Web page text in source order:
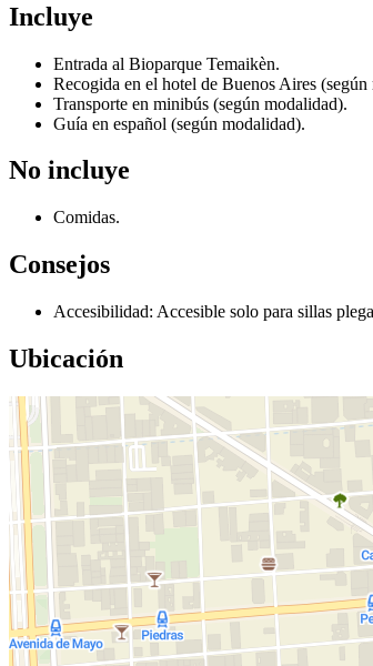
Incluye
Entrada al Bioparque Temaikèn.
Recogida en el hotel de Buenos Aires (según
Transporte en minibús (según modalidad).
Guía en español (según modalidad).
No incluye
Comidas.
Consejos
Accesibilidad: Accesible solo para sillas
Ubicación